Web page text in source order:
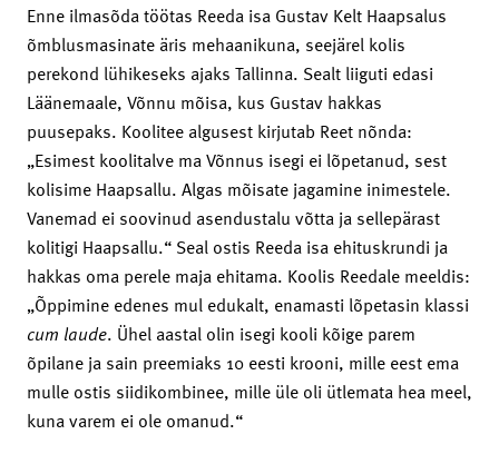
Enne ilmasõda töötas Reeda isa Gustav Kelt Haapsalus
õmblusmasinate äris mehaanikuna, seejärel kolis
perekond lühikeseks ajaks Tallinna. Sealt liiguti edasi
Läänemaale, Võnnu mõisa, kus Gustav hakkas
puusepaks. Koolitee algusest kirjutab Reet nõnda:
„Esimest koolitalve ma Võnnus isegi ei lõpetanud, sest
kolisime Haapsallu. Algas mõisate jagamine inimestele.
Vanemad ei soovinud asendustalu võtta ja sellepärast
kolitigi Haapsallu.“ Seal ostis Reeda isa ehituskrundi ja
hakkas oma perele maja ehitama. Koolis Reedale meeldis:
„Õppimine edenes mul edukalt, enamasti lõpetasin klassi
cum laude. Ühel aastal olin isegi kooli kõige parem
õpilane ja sain preemiaks 10 eesti krooni, mille eest ema
mulle ostis siidikombinee, mille üle oli ütlemata hea meel,
kuna varem ei ole omanud.“